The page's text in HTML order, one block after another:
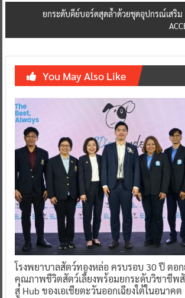
ยกระดับคีย์บอร์ดสุดล้ำด้วยชุดอุปกรณ์เสริม
You May Also Like
โรงพยาบาลสัตว์ทองหล่อ ครบรอบ 30 ปี ตอ
คุณภาพชีวิตสัตว์เลี้ยงพร้อมยกระดับวิชาชีพ
สู่ Hub ของเอเชียตะวันออกเฉียงใต้ในอนาคต